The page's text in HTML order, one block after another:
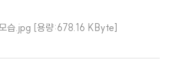
모습.jpg [용량:678.16 KByte]